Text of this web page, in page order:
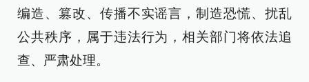
编造、篡改、传播不实谣言，制造恐慌、扰乱
公共秩序，属于违法行为，相关部门将依法追
查、严肃处理。